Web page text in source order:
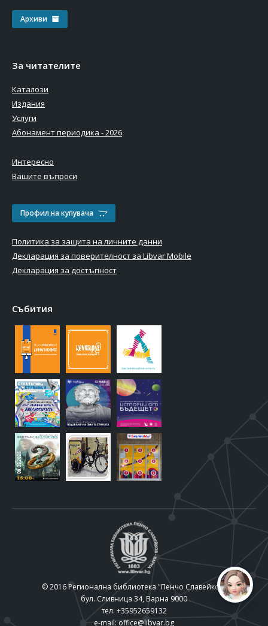
Архиви
За читателите
Каталози
Издания
Услуги
Абонамент периодика - 2026
Интересно
Вашите въпроси
Профил на купувача
Политика за защита на личните данни
Декларация за поверителност за Libvar Mobile
Декларация за достъпност
Събития
© 2016 Регионална библиотека "Пенчо Славейков"
бул. Сливница 34, Варна 9000
тел. +35952659132
e-mail: office@libvar.bg